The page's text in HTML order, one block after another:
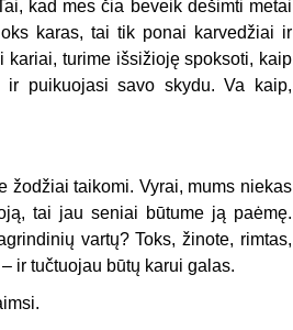
kad mes čia beveik dešimti metai
karas, tai tik ponai karvedžiai ir
kariai, turime išsižioję spoksoti, kaip
puikuojasi savo skydu. Va kaip,
žodžiai taikomi. Vyrai, mums niekas
tai jau seniai būtume ją paėmę.
vartų? Toks, žinote, rimtas,
ir tučtuojau būtų karui galas.